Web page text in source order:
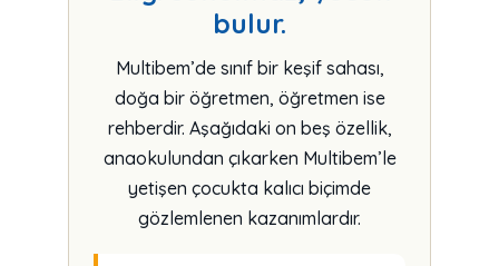
bulur.
Multibem’de sınıf bir keşif sahası,
doğa bir öğretmen, öğretmen ise
rehberdir. Aşağıdaki on beş özellik,
anaokulundan çıkarken Multibem’le
yetişen çocukta kalıcı biçimde
gözlemlenen kazanımlardır.